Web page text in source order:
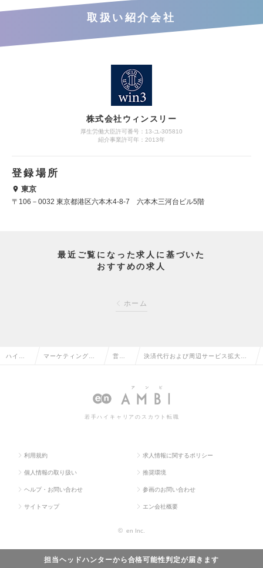
取扱い紹介会社
株式会社ウィンスリー
厚生労働大臣許可番号：13-ユ-305810
紹介事業許可年：2013年
登録場所
東京
〒106－0032 東京都港区六本木4-8-7 六本木三河台ビル5階
最近ご覧になった求人に基づいた
おすすめの求人
ホーム
担当ヘッドハンターから合格可能性判定が届きます
ハイク マーケティング・ 営業
の転
決済代行および周辺サービス拡大、
業担当の求人情報
若手ハイキャリアのスカウト転職
利用規約 求人情報に関するポリシー
個人情報の取り扱い 推奨環境
ヘルプ・お問い合わせ 参画のお問い合わせ
サイトマップ エン会社概要
© en Inc.